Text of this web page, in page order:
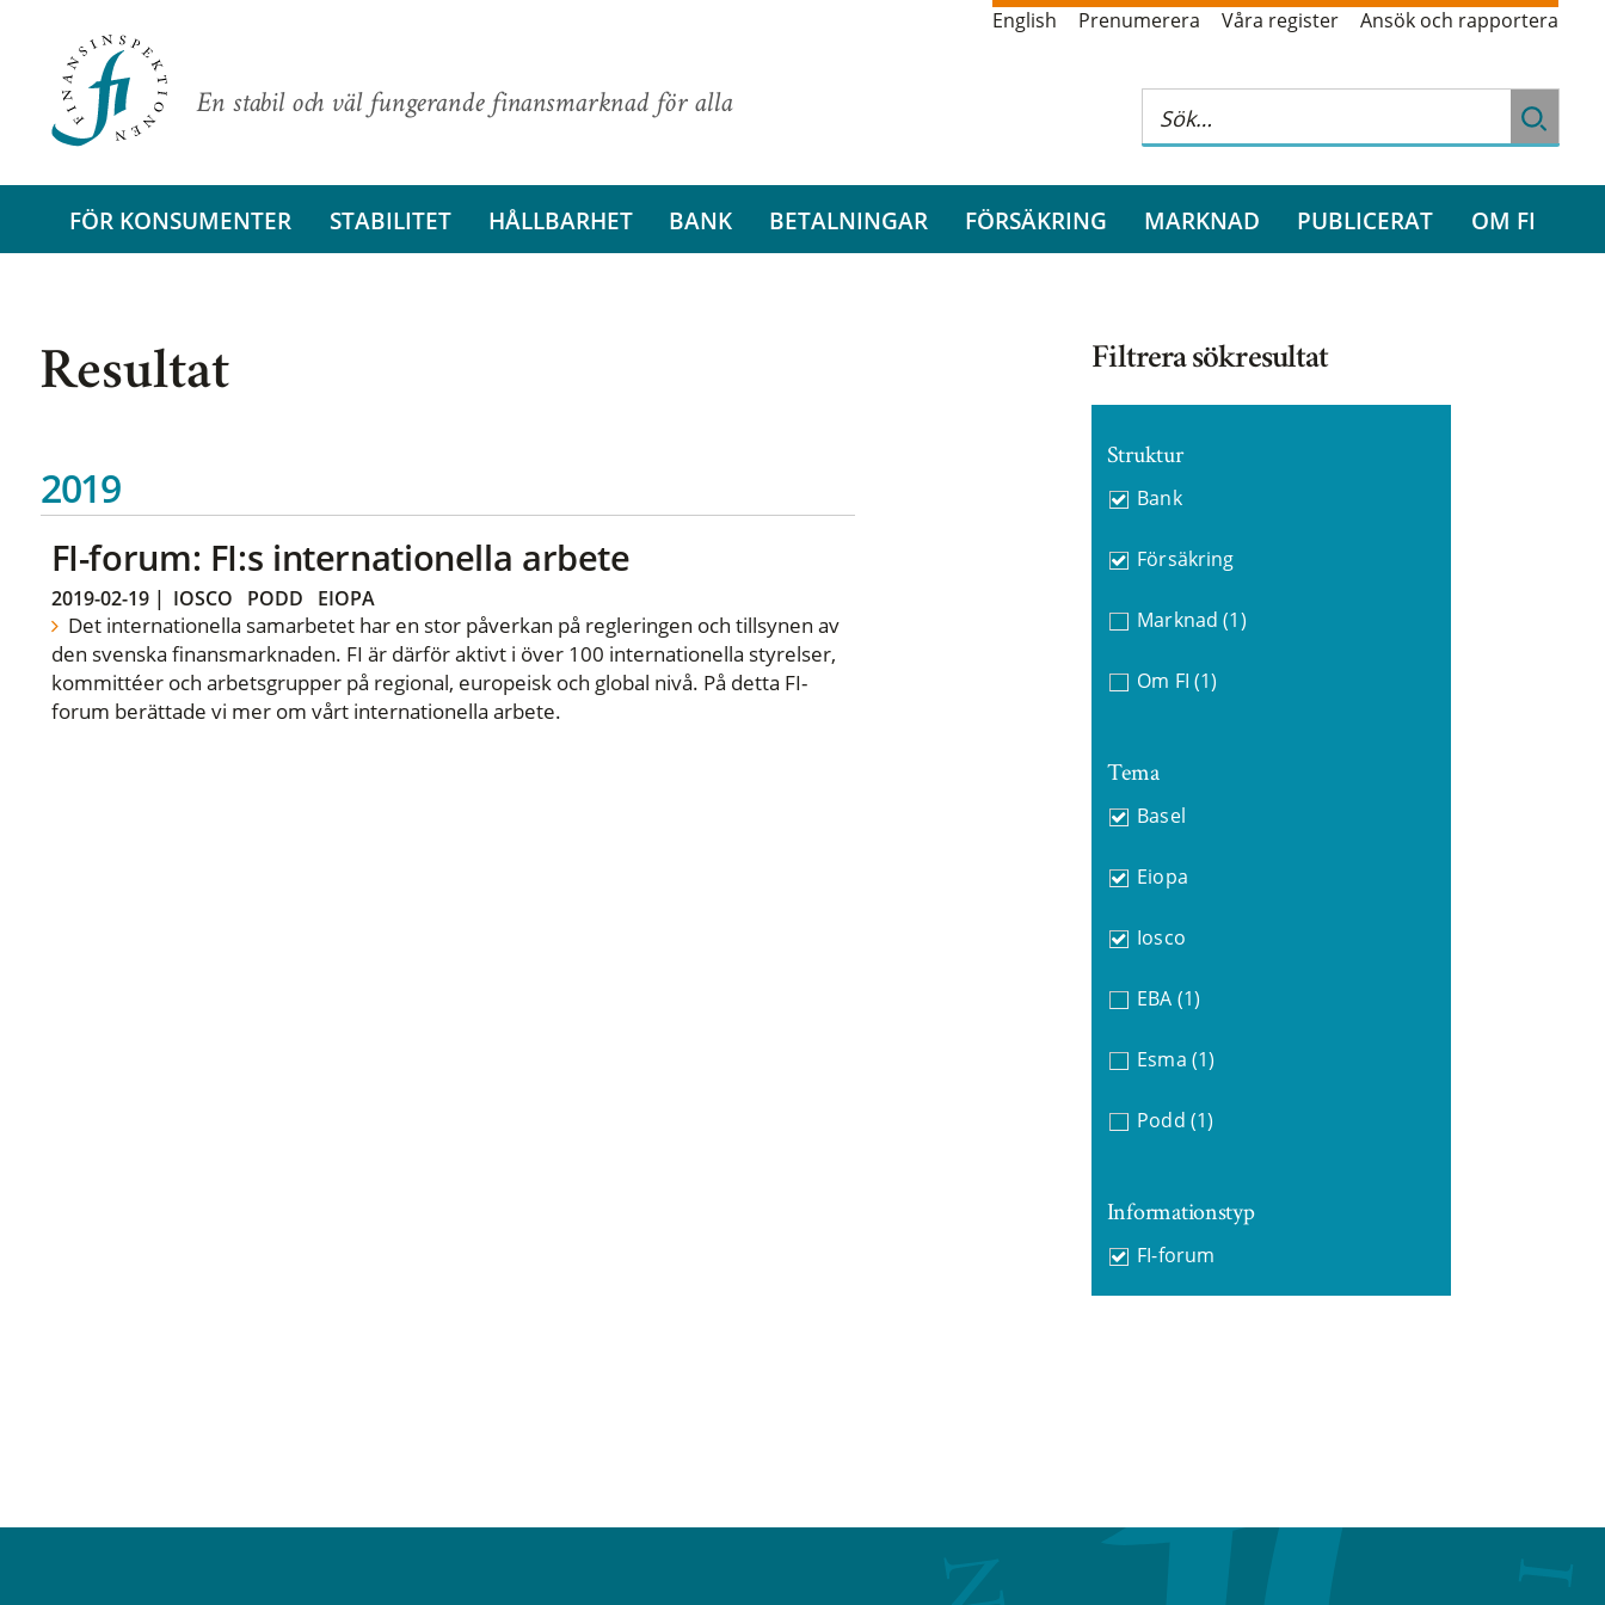
En stabil och väl fungerande finansmarknad för alla
English Prenumerera Våra register Ansök och rapportera
FÖR KONSUMENTER STABILITET HÅLLBARHET BANK BETALNINGAR FÖRSÄKRING MARKNAD PUBLICERAT OM FI
Resultat
2019
FI-forum: FI:s internationella arbete
2019-02-19| IOSCO PODD EIOPA
Det internationella samarbetet har en stor påverkan på regleringen och tillsynen av
den svenska finansmarknaden. FI är därför aktivt i över 100 internationella styrelser,
kommittéer och arbetsgrupper på regional, europeisk och global nivå. På detta FI-
forum berättade vi mer om vårt internationella arbete.
Filtrera sökresultat
Struktur
Bank
Försäkring
Marknad (1)
Om FI (1)
Tema
Basel
Eiopa
Iosco
EBA (1)
Esma (1)
Podd (1)
Informationstyp
FI-forum